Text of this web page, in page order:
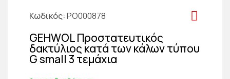
Κωδικός PO000878
GEHWOL Προστατευτικός
δακτύλιος κατά των κάλων τύπου
G small 3 τεμάχια